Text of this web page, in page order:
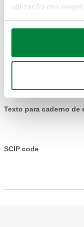
utilização dos
Código artigo Conexão 1
23 p.
Texto para caderno de
Conexão 1: 23 p. 1,5
Ligação para
SCIP code